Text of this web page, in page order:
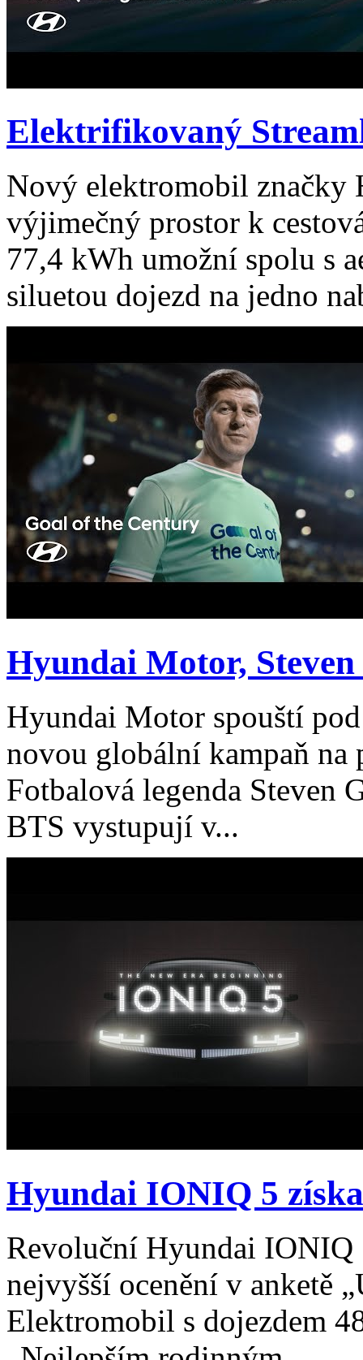
Elektrifikovaný
Nový elektromobil značky
výjimečný prostor k
77,4 kWh umožní spolu s
siluetou dojezd na jedno
Hyundai Motor,
Hyundai Motor spouští
novou globální kampaň
Fotbalová legenda Steven
BTS vystupují v...
Hyundai IONIQ 5
Revoluční Hyundai
nejvyšší ocenění v anketě
Elektromobil s dojezdem